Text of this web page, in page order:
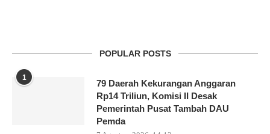
POPULAR POSTS
1
79 Daerah Kekurangan Anggaran
Rp14 Triliun, Komisi II Desak
Pemerintah Pusat Tambah DAU
Pemda